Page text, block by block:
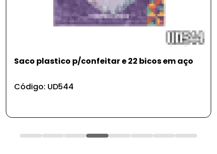
Saco plastico p/confeitar e 22 bicos em aço
Código: UD544